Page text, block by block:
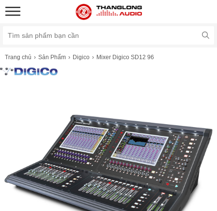
Trang chủ Sản Phẩm Digico Mixer Digico SD12 96